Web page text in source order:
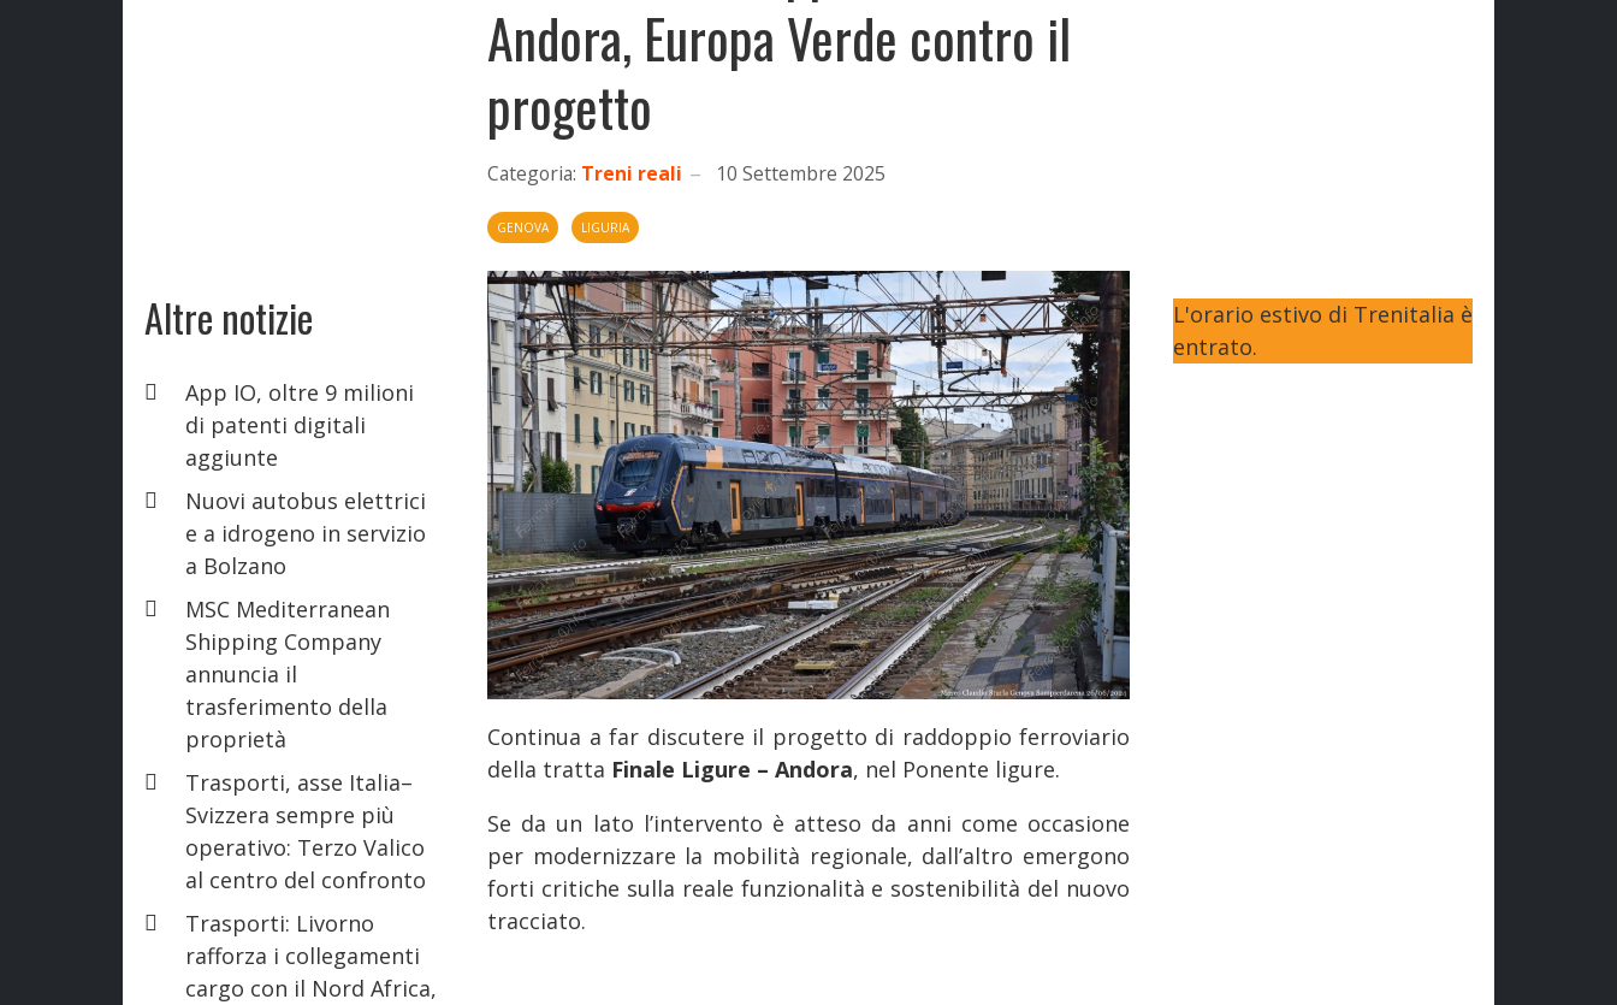
Altre notizie
App IO, oltre 9 milioni
di patenti digitali
aggiunte
Nuovi autobus elettrici
e a idrogeno in servizio
a Bolzano
MSC Mediterranean
Shipping Company
annuncia il
trasferimento della
proprietà
Trasporti, asse Italia–
Svizzera sempre più
operativo: Terzo Valico
al centro del confronto
Trasporti: Livorno
rafforza i collegamenti
cargo con il Nord Africa,
Andora, Europa Verde contro il
progetto
Categoria: Treni reali 10 Settembre 2025
GENOVA LIGURIA
Continua a far discutere il progetto di raddoppio ferroviario
della tratta Finale Ligure – Andora, nel Ponente ligure.
Se da un lato l’intervento è atteso da anni come occasione
per modernizzare la mobilità regionale, dall’altro emergono
forti critiche sulla reale funzionalità e sostenibilità del nuovo
tracciato.
L'orario estivo di Trenitalia è
entrato.